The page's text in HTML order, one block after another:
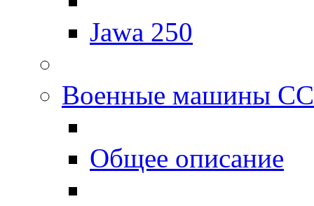
Jawa 250
Военные машины
Общее описание